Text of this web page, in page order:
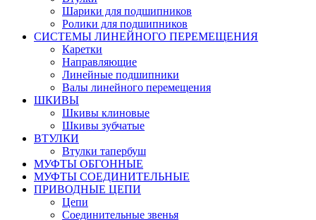
Шарики для подшипников
Ролики для подшипников
СИСТЕМЫ ЛИНЕЙНОГО ПЕРЕМЕЩЕНИЯ
Каретки
Направляющие
Линейные подшипники
Валы линейного перемещения
ШКИВЫ
Шкивы клиновые
Шкивы зубчатые
ВТУЛКИ
Втулки тапербуш
МУФТЫ ОБГОННЫЕ
МУФТЫ СОЕДИНИТЕЛЬНЫЕ
ПРИВОДНЫЕ ЦЕПИ
Цепи
Соединительные звенья